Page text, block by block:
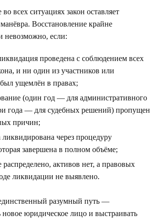
всех ситуациях закон оставляет
Восстановление крайне
невозможно, если:
проведена с соблюдением всех
и ни один из участников или
ущемлён в правах;
(один год — для административного
года — для судебных решений) пропущен
причин;
через процедуру
завершена в полном объёме;
активов нет, а правовых
ликвидации не выявлено.
разумный путь —
новое юридическое лицо и выстраивать